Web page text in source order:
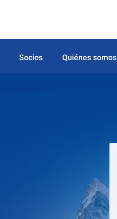
Socios Quiénes somos